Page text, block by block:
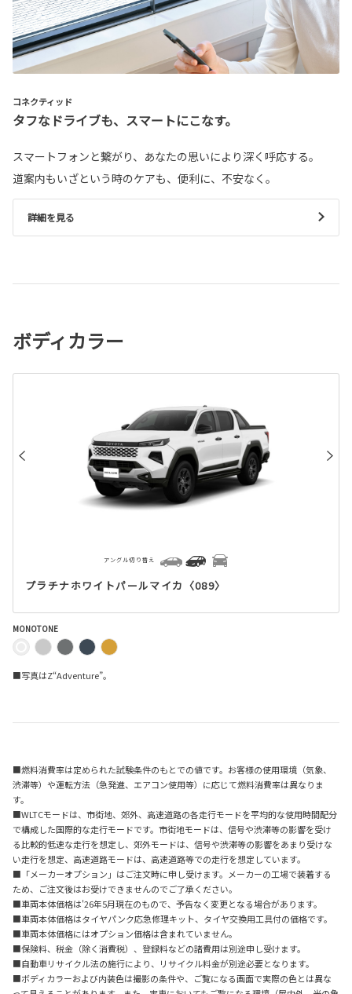
コネクティッド
タフなドライブも、スマートにこなす。
スマートフォンと繋がり、あなたの思いにより深く呼応する。
道案内もいざという時のケアも、便利に、不安なく。
詳細を見る
ボディカラー
プラチナホワイトパールマイカ〈089〉
アングル切り替え
MONOTONE
■写真はZ“Adventure”。
■燃料消費率は定められた試験条件のもとでの値です。お客様の使用環境（気象、
渋滞等）や運転方法（急発進、エアコン使用等）に応じて燃料消費率は異なりま
す。
■WLTCモードは、市街地、郊外、高速道路の各走行モードを平均的な使用時間配分
で構成した国際的な走行モードです。市街地モードは、信号や渋滞等の影響を受け
る比較的低速な走行を想定し、郊外モードは、信号や渋滞等の影響をあまり受けな
い走行を想定、高速道路モードは、高速道路等での走行を想定しています。
■「メーカーオプション」はご注文時に申し受けます。メーカーの工場で装着する
ため、ご注文後はお受けできませんのでご了承ください。
■車両本体価格は'26年5月現在のもので、予告なく変更となる場合があります。
■車両本体価格はタイヤパンク応急修理キット、タイヤ交換用工具付の価格です。
■車両本体価格にはオプション価格は含まれていません。
■保険料、税金（除く消費税）、登録料などの諸費用は別途申し受けます。
■自動車リサイクル法の施行により、リサイクル料金が別途必要となります。
■ボディカラーおよび内装色は撮影の条件や、ご覧になる画面で実際の色とは異な